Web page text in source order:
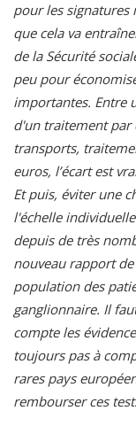
pour les
que cela va
de la Sécurité
peu pour
importantes. Entre
d'un traitement par
transports,
euros, l’écart est
Et puis, éviter une
l'échelle
depuis de très
nouveau rapport
population des
ganglionnaire. Il
compte les
toujours pas à
rares pays
rembourser ces